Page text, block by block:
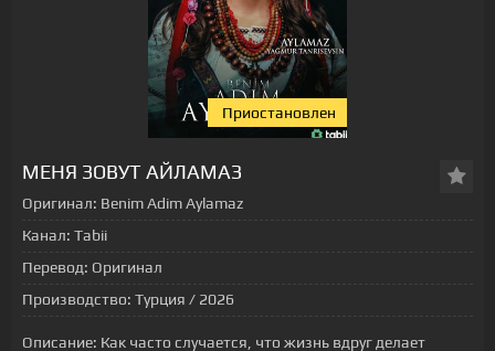
Приостановлен
МЕНЯ ЗОВУТ АЙЛАМАЗ
Оригинал: Benim Adim Aylamaz
Канал: Tabii
Перевод: Оригинал
Производство: Турция / 2026
Описание: Как часто случается, что жизнь вдруг делает